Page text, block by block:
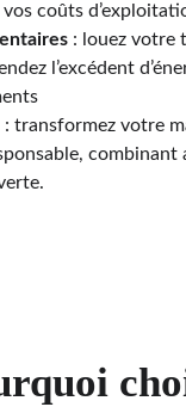
coûts
: louez votre
l’excédent
: transformez votre
combinant